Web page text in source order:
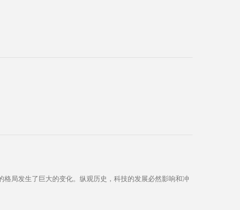
局发生了巨大的变化。纵观历史，科技的发展必然影响和冲